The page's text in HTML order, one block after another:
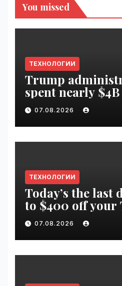
You missed
ТЕХНОЛОГИИ
Trump
spent nearly
offshore wind
VseTime.ru
07.08.2026
ТЕХНОЛОГИИ
Today’s the last
to $400 off your
Disrupt 2026
VseTime.ru
07.08.2026